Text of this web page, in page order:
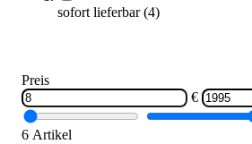
sofort lieferbar(4)
Preis
€
6 Artikel
Sofort lieferbar
SALE